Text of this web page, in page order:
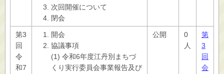
次回開催について
閉会
第3
回
令
和7
開会
協議事項
(1) 令和6年度江丹別まちづ
くり実行委員会事業報告及び
公開
0
人
第
3
回
会